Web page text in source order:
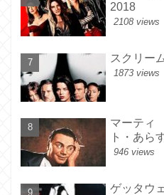
2018
2108 views
スクリ
1873 views
マーティ
ト・あら
946 views
ゲッタウ